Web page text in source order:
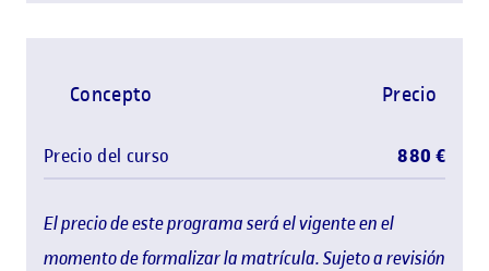
El precio de este programa será el vigente en el
momento de formalizar la matrícula. Sujeto a revisión
Concepto Precio
Precio del curso 880 €